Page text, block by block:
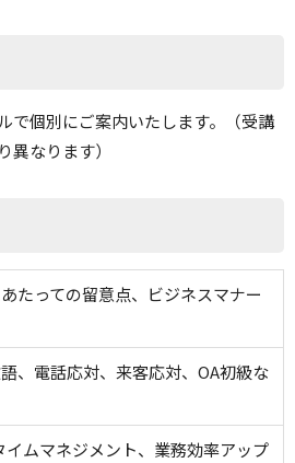
で個別にご案内いたします。（受講
なります）
たっての留意点、ビジネスマナー
、電話応対、来客応対、OA初級な
イムマネジメント、業務効率アップ